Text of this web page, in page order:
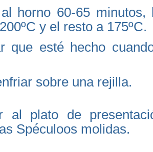
horno 60-65
y el resto a 175ºC.
que esté hecho
sobre una rejilla.
al plato de
Spéculoos molidas.